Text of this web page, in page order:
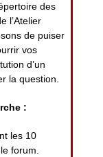
des
l’Atelier
de puiser
vos
d’un
la question.
:
les 10
forum.